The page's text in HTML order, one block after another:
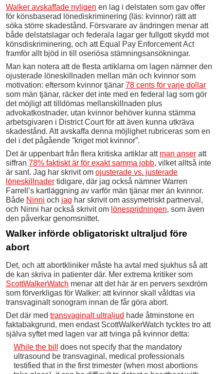
Walker avskaffade nyligen en lag i delstaten som gav offer
för könsbaserad lönediskriminering (läs: kvinnor) rätt att
söka större skadestånd. Försvarare av ändringen menar att
både delstatslagar och federala lagar ger fullgott skydd mot
könsdiskriminering, och att Equal Pay Enforcement Act
framför allt bjöd in till oseriösa stämningsansökningar.
Man kan notera att de flesta artiklarna om lagen nämner den
ojusterade löneskillnaden mellan män och kvinnor som
motivation: eftersom kvinnor tjänar 78 cents för varje dollar
som män tjänar, räcker det inte med en federal lag som gör
det möjligt att tilldömas mellanskillnaden plus
advokatkostnader, utan kvinnor behöver kunna stämma
arbetsgivaren i District Court för att även kunna utkräva
skadestånd. Att avskaffa denna möjlighet rubriceras som en
del i det pågående ”kriget mot kvinnor”.
Det är uppenbart från flera kritiska artiklar att man anser att
siffran 78% faktiskt är för exakt samma jobb, vilket alltså inte
är sant. Jag har skrivit om ojusterade vs. justerade
löneskillnader tidigare, där jag också nämner Warren
Farrell’s kartläggning av varför män tjänar mer än kvinnor.
Både Ninni och jag har skrivit om assymetriskt partnerval,
och Ninni har också skrivit om lönespridningen, som även
den påverkar genomsnittet.
Walker införde obligatoriskt ultraljud före
abort
Det, och att abortkliniker måste ha avtal med sjukhus så att
de kan skriva in patienter där. Mer extrema kritiker som
ScottWalkerWatch menar att det här är en pervers sexdröm
som förverkligas för Walker: att kvinnor skall våldtas via
transvaginalt sonogram innan de får göra abort.
Det där med transvaginalt ultraljud hade åtminstone en
faktabakgrund, men endast ScottWalkerWatch tycktes tro att
själva syftet med lagen var att tvinga på kvinnor detta:
While the bill
does not specify that the mandatory
ultrasound be transvaginal, medical professionals
testified that in the first trimester (when most abortions